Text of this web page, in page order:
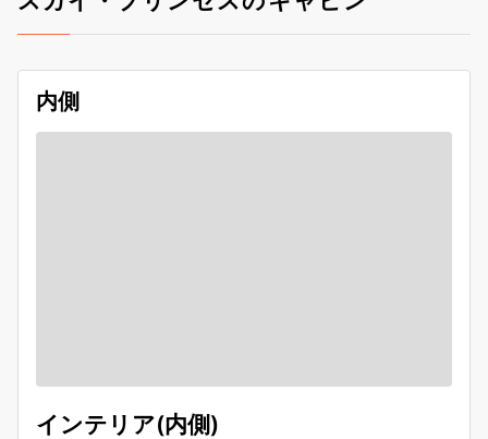
内側
インテリア(内側)